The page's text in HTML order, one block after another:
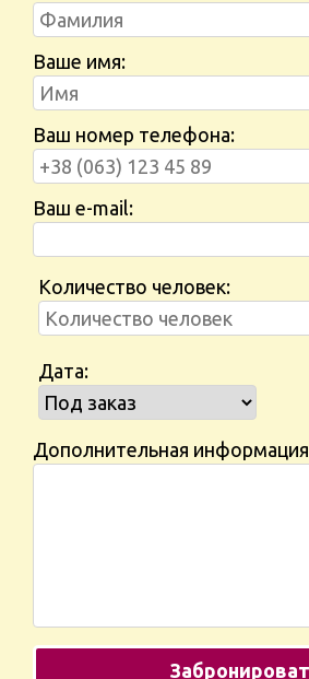
Ваше имя:
Ваш номер телефона:
Ваш e-mail:
Количество человек:
Дата:
Дополнительная информация